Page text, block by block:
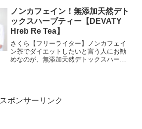
イター】そうですよね！航空チケットは
当然その会社から購入...
ノンカフェイン！無添加天然デト
ックスハーブティー【DEVATY
Hreb Re Tea】
さくら【フリーライター】ノンカフェイ
ン茶でダイエットしたいと言う人にお勧
めなのが、無添加天然デトックスハーブ
スポンサーリンク